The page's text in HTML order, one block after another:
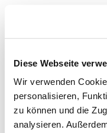
Diese Webseite
Wir verwenden
personalisieren,
zu können und die
analysieren.